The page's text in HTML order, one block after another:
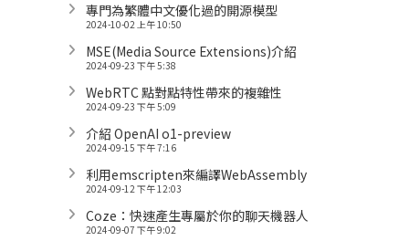
專門為繁體中文優化過的開源模型
2024-10-02 上午 10:50
MSE(Media Source Extensions)介紹
2024-09-23 下午 5:38
WebRTC 點對點特性帶來的複雜性
2024-09-23 下午 5:09
介紹 OpenAI o1-preview
2024-09-15 下午 7:16
利用emscripten來編譯WebAssembly
2024-09-12 下午 12:03
Coze：快速產生專屬於你的聊天機器人
2024-09-07 下午 9:02